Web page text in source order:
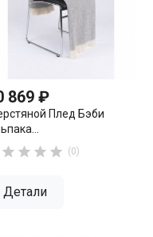
869 ₽
Плед Бэби
    (0)
Детали